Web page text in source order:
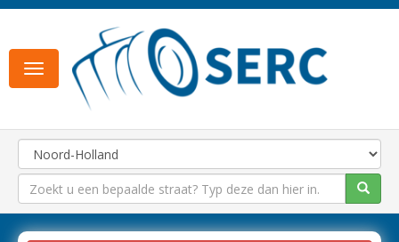
Toggle
navigation